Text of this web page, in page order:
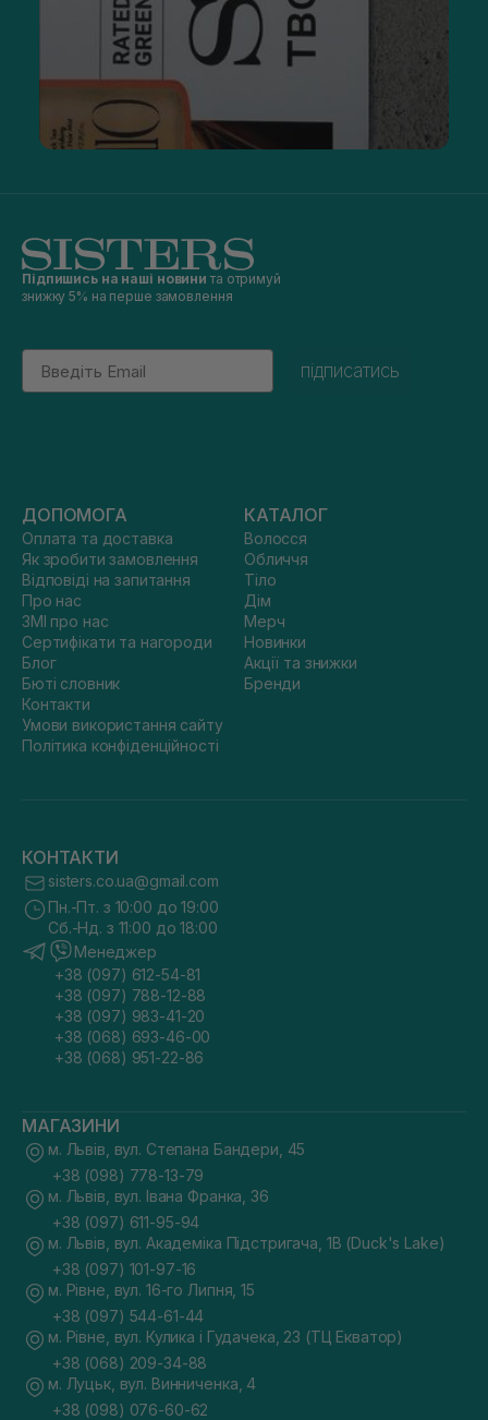
Підпишись на наші новини та отримуй
знижку 5% на перше замовлення
Email
підписатись
ДОПОМОГА
Оплата та доставка
Як зробити замовлення
Відповіді на запитання
Про нас
ЗМІ про нас
Сертифікати та нагороди
Блог
Бюті словник
Контакти
Умови використання сайту
Політика конфіденційності
КАТАЛОГ
Волосся
Обличчя
Тіло
Дім
Мерч
Новинки
Акції та знижки
Бренди
КОНТАКТИ
sisters.co.ua@gmail.com
Пн.-Пт. з 10:00 до 19:00
Сб.-Нд. з 11:00 до 18:00
Менеджер
+38 (097) 612-54-81
+38 (097) 788-12-88
+38 (097) 983-41-20
+38 (068) 693-46-00
+38 (068) 951-22-86
МАГАЗИНИ
м. Львів, вул. Степана Бандери, 45
+38 (098) 778-13-79
м. Львів, вул. Івана Франка, 36
+38 (097) 611-95-94
м. Львів, вул. Академіка Підстригача, 1В (Duck's Lake)
+38 (097) 101-97-16
м. Рівне, вул. 16-го Липня, 15
+38 (097) 544-61-44
м. Рівне, вул. Кулика і Гудачека, 23 (ТЦ Екватор)
+38 (068) 209-34-88
м. Луцьк, вул. Винниченка, 4
+38 (098) 076-60-62